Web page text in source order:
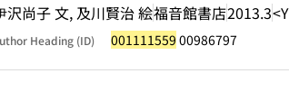
沢尚子 文, 及川賢治 絵福音館書店2013.3
Heading (ID) 001111559 00986797